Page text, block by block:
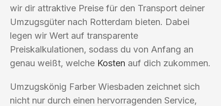
wir dir attraktive Preise für den Transport deiner
Umzugsgüter nach Rotterdam bieten. Dabei
legen wir Wert auf transparente
Preiskalkulationen, sodass du von Anfang an
genau weißt, welche Kosten auf dich zukommen.
Umzugskönig Farber Wiesbaden zeichnet sich
nicht nur durch einen hervorragenden Service,